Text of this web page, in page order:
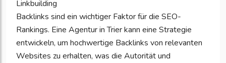
Linkbuilding
Backlinks sind ein wichtiger Faktor für die SEO-
Rankings. Eine Agentur in Trier kann eine Strategie
entwickeln, um hochwertige Backlinks von relevanten
Websites zu erhalten, was die Autorität und